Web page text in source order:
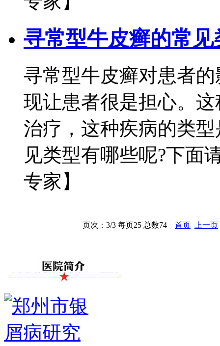
寻常型牛皮癣的常见
寻常型牛皮癣对患者
现让患者很是担心。
治疗，这种疾病的类
见类型有哪些呢?下
专家】
页次：3/3 每页25 总数74 首页 上一页